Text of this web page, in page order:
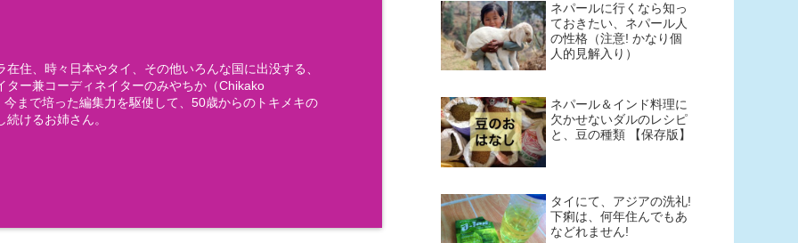
在住、時々日本やタイ、その他いろんな国に出没する、
ター兼コーディネイターのみやちか（Chikako
まで培った編集力を駆使して、50歳からのトキメキの
けるお姉さん。
ネパールに行くなら知っ
ておきたい、ネパール人
の性格（注意! かなり個
人的見解入り）
ネパール＆インド料理に
欠かせないダルのレシピ
と、豆の種類 【保存版】
タイにて、アジアの洗礼!
下痢は、何年住んでもあ
などれません!